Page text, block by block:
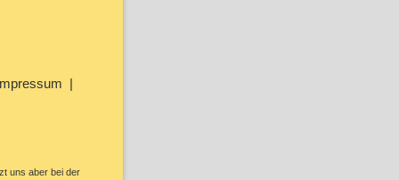
uns aber bei der